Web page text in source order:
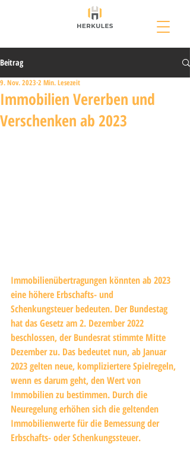
Beitrag
Immobilien Vererben und
Verschenken ab 2023
9. Nov. 2023 2 Min. Lesezeit
Immobilienübertragungen könnten ab 2023
eine höhere Erbschafts- und
Schenkungsteuer bedeuten. Der Bundestag
hat das Gesetz am 2. Dezember 2022
beschlossen, der Bundesrat stimmte Mitte
Dezember zu. Das bedeutet nun, ab Januar
2023 gelten neue, kompliziertere Spielregeln,
wenn es darum geht, den Wert von
Immobilien zu bestimmen. Durch die
Neuregelung erhöhen sich die geltenden
Immobilienwerte für die Bemessung der
Erbschafts- oder Schenkungssteuer.